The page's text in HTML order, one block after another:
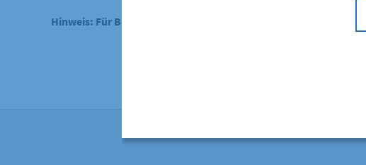
Hinweis: Für Bestellungen, die aus der getätigt